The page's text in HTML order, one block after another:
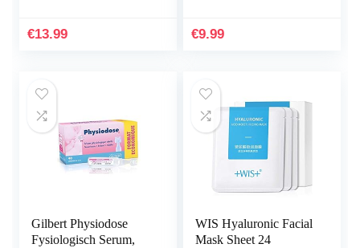
vegan en…
€13.99
natuurlijk serum
€9.99
Gilbert Physiodose
Fysiologisch Serum,
WIS Hyaluronic Facial
Mask Sheet 24